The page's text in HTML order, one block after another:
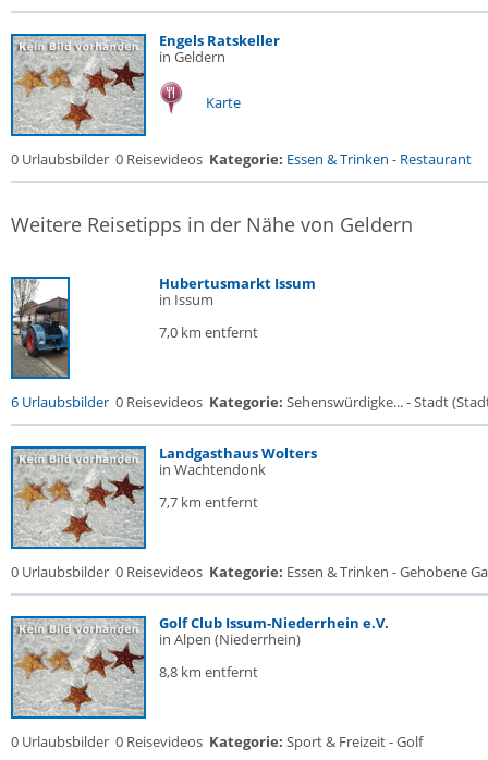
Engels Ratskeller
in Geldern
Karte
0 Urlaubsbilder 0 Reisevideos Kategorie: Essen & Trinken - Restaurant
Weitere Reisetipps in der Nähe von Geldern
Hubertusmarkt Issum
in Issum
7,0 km entfernt
6 Urlaubsbilder 0 Reisevideos Kategorie: Sehenswürdigke... - Stadt
Landgasthaus Wolters
in Wachtendonk
7,7 km entfernt
0 Urlaubsbilder 0 Reisevideos Kategorie: Essen & Trinken - Gehobene
Golf Club Issum-Niederrhein e.V.
in Alpen (Niederrhein)
8,8 km entfernt
0 Urlaubsbilder 0 Reisevideos Kategorie: Sport & Freizeit - Golf